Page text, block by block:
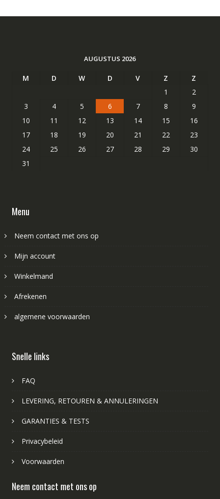
AUGUSTUS 2026
M D W D V Z
Z
1
2
3
4 5 6 7 8
9
10
11 12 13 14 15
16
17
18 19 20 21 22
23
24
25 26 27 28 29
30
31
Menu
Neem contact met ons op
Mijn account
Winkelmand
Afrekenen
algemene voorwaarden
Snelle links
FAQ
LEVERING, RETOUREN & ANNULERINGEN
GARANTIES & TESTS
Privacybeleid
Voorwaarden
Neem contact met ons op